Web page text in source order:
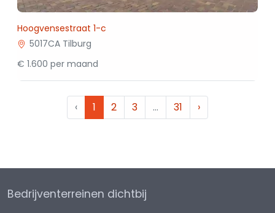
Hoogvensestraat 1-c
5017CA Tilburg
€ 1.600 per maand
‹ 1 2 3 … 31 ›
Bedrijventerreinen dichtbij